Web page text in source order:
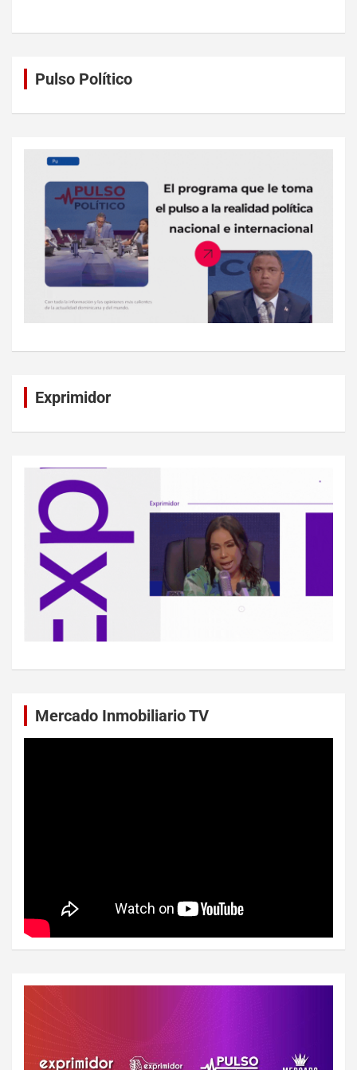
Pulso Político
Exprimidor
Mercado Inmobiliario TV